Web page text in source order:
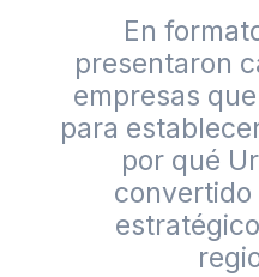
En
presentaron
empresas
para
por qué